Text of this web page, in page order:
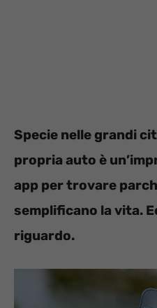
Specie nelle grandi
propria auto è
app per trovare
semplificano la vita.
riguardo.